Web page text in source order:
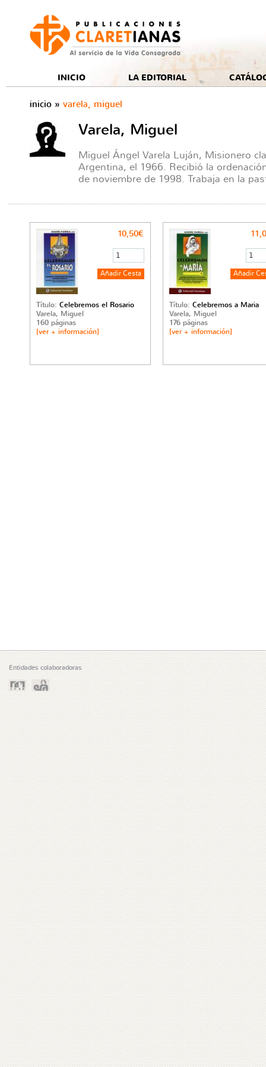
INICIO LA EDITORIAL
inicio » varela, miguel
Varela, Miguel
Miguel Ángel Varela Luján, Misionero
Argentina, el 1966. Recibió la
de noviembre de 1998. Trabaja en la
Título: Celebremos el Rosario
Varela, Miguel
160 páginas
[ver + información]
10,50€
Título: Celebremos a Maria
Varela, Miguel
176 páginas
[ver + información]
Entidades colaboradoras